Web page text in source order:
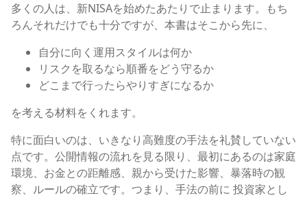
多くの人は、新NISAを始めたあたりで止まります。もち
ろんそれだけでも十分ですが、本書はそこから先に、
自分に向く運用スタイルは何か
リスクを取るなら順番をどう守るか
どこまで行ったらやりすぎになるか
を考える材料をくれます。
特に面白いのは、いきなり高難度の手法を礼賛していない
点です。公開情報の流れを見る限り、最初にあるのは家庭
環境、お金との距離感、親から受けた影響、暴落時の観
察、ルールの確立です。つまり、手法の前に 投資家とし